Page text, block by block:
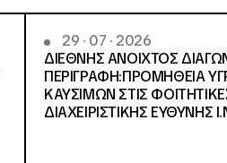
29 · 07 · 2026
ΔΙΕΘΝΗΣ ΑΝΟΙΧΤΟΣ
ΠΕΡΙΓΡΑΦΗ:ΠΡΟΜΗΘΕΙΑ
ΚΑΥΣΙΜΩΝ ΣΤΙΣ
ΔΙΑΧΕΙΡΙΣΤΙΚΗΣ ΕΥΘΥΝΗΣ